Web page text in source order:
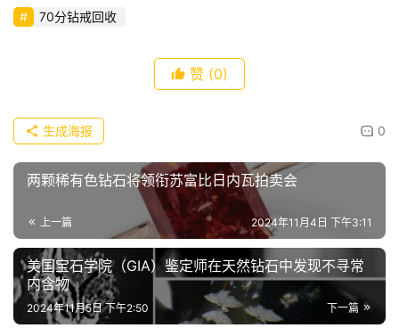
70分钻戒回收
赞 (0)
0
生成海报
两颗稀有色钻石将领衔苏富比日内瓦拍卖会
上一篇 2024年11月4日 下午3:11
美国宝石学院（GIA）鉴定师在天然钻石中发现不寻常
内含物
下一篇
2024年11月5日 下午2:50